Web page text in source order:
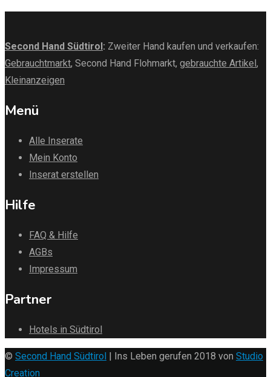
Second Hand Südtirol : Zweiter Hand kaufen und verkaufen:
Gebrauchtmarkt, Second Hand Flohmarkt, gebrauchte Artikel ,
Kleinanzeigen
Menü
Alle Inserate
Mein Konto
Inserat erstellen
Hilfe
FAQ & Hilfe
AGBs
Impressum
Partner
Hotels in Südtirol
© Second Hand Südtirol | Ins Leben gerufen 2018 von Studio
Creation